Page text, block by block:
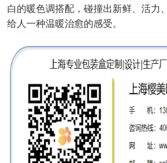
白的暖色调搭配，碰撞出新鲜、活力
给人一种温暖治愈的感受。